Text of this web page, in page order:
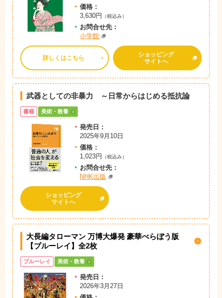
価格：
3,630円
（税込み）
お問合せ先：
小学館
詳しくはこちら
ショッピング
サイトへ
武器としての非暴力 ～日常からはじめる抵抗論
書籍 美術・教養
発売日：
2025年9月10日
価格：
1,023円
（税込み）
お問合せ先：
NHK出版
ショッピング
サイトへ
大長編タローマン 万博大爆発 豪華べらぼう版
【ブルーレイ】全2枚
ブルーレイ 美術・教養
発売日：
2026年3月27日